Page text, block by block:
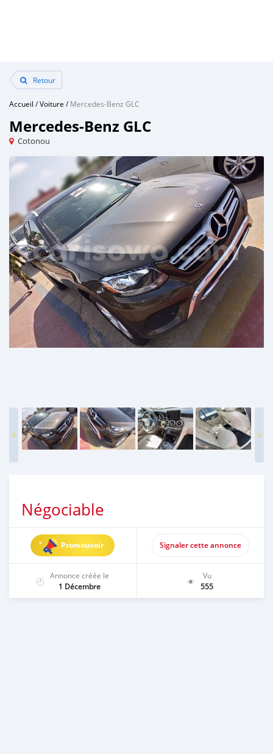
Retour
Accueil /Voiture /Mercedes-Benz GLC
Mercedes-Benz GLC
Cotonou
Négociable
Promouvoir Signaler cette annonce
Annonce créée le
1 Décembre
Vu
555